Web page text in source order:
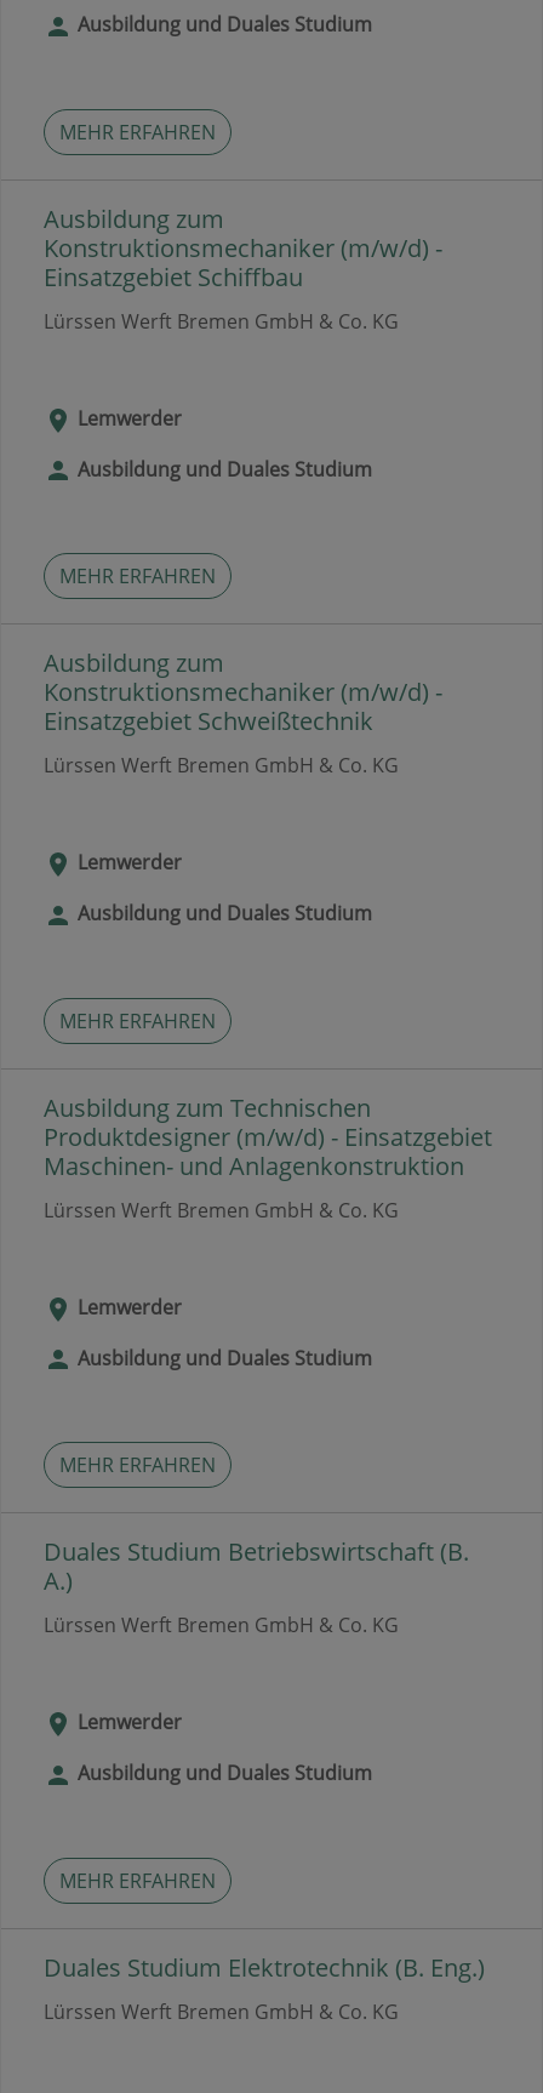
Ausbildung und Duales Studium
MEHR ERFAHREN
Ausbildung zum
Konstruktionsmechaniker (m/w/d) -
Einsatzgebiet Schiffbau
Lürssen Werft Bremen GmbH & Co. KG
Lemwerder
Ausbildung und Duales Studium
MEHR ERFAHREN
Ausbildung zum
Konstruktionsmechaniker (m/w/d) -
Einsatzgebiet Schweißtechnik
Lürssen Werft Bremen GmbH & Co. KG
Lemwerder
Ausbildung und Duales Studium
MEHR ERFAHREN
Ausbildung zum Technischen
Produktdesigner (m/w/d) - Einsatzgebiet
Maschinen- und Anlagenkonstruktion
Lürssen Werft Bremen GmbH & Co. KG
Lemwerder
Ausbildung und Duales Studium
MEHR ERFAHREN
Duales Studium Betriebswirtschaft (B.
A.)
Lürssen Werft Bremen GmbH & Co. KG
Lemwerder
Ausbildung und Duales Studium
MEHR ERFAHREN
Duales Studium Elektrotechnik (B. Eng.)
Lürssen Werft Bremen GmbH & Co. KG